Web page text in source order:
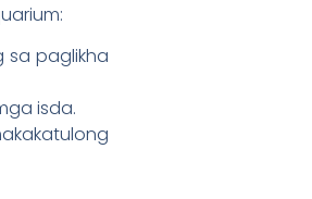
sa paglikha
isda.